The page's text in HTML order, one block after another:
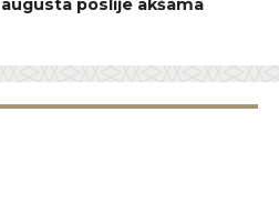
poslije akšama